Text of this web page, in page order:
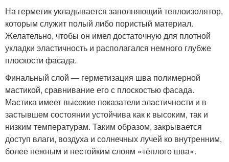
На герметик укладывается заполняющий теплоизолятор,
которым служит полый либо пористый материал.
Желательно, чтобы он имел достаточную для плотной
укладки эластичность и располагался немного глубже
плоскости фасада.
Финальный слой — герметизация шва полимерной
мастикой, сравнивание его с плоскостью фасада.
Мастика имеет высокие показатели эластичности и в
застывшем состоянии устойчива как к высоким, так и
низким температурам. Таким образом, закрывается
доступ влаги, воздуха и солнечных лучей ко внутренним,
более нежным и нестойким слоям «тёплого шва».